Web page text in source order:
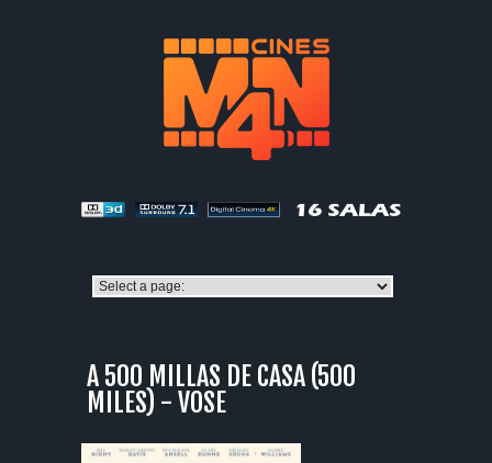
A 500 MILLAS DE CASA (500
MILES) - VOSE